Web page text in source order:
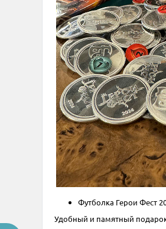
Футболка Герои Фест
Удобный и памятный